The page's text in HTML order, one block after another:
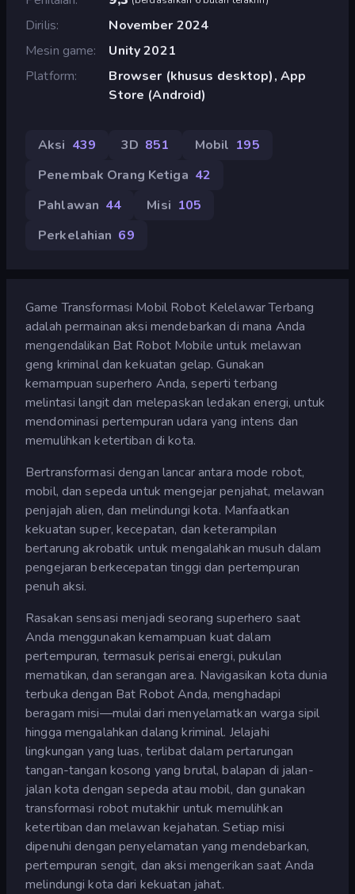
Dirilis
November 2024
Mesin game
Unity 2021
Platform
Browser (khusus desktop), App
Store (Android)
Aksi 439 3D 851 Mobil 195
Penembak Orang Ketiga 42
Pahlawan 44 Misi 105
Perkelahian 69
Game Transformasi Mobil Robot Kelelawar Terbang
adalah permainan aksi mendebarkan di mana Anda
mengendalikan Bat Robot Mobile untuk melawan
geng kriminal dan kekuatan gelap. Gunakan
kemampuan superhero Anda, seperti terbang
melintasi langit dan melepaskan ledakan energi, untuk
mendominasi pertempuran udara yang intens dan
memulihkan ketertiban di kota.
Bertransformasi dengan lancar antara mode robot,
mobil, dan sepeda untuk mengejar penjahat, melawan
penjajah alien, dan melindungi kota. Manfaatkan
kekuatan super, kecepatan, dan keterampilan
bertarung akrobatik untuk mengalahkan musuh dalam
pengejaran berkecepatan tinggi dan pertempuran
penuh aksi.
Rasakan sensasi menjadi seorang superhero saat
Anda menggunakan kemampuan kuat dalam
pertempuran, termasuk perisai energi, pukulan
mematikan, dan serangan area. Navigasikan kota dunia
terbuka dengan Bat Robot Anda, menghadapi
beragam misi—mulai dari menyelamatkan warga sipil
hingga mengalahkan dalang kriminal. Jelajahi
lingkungan yang luas, terlibat dalam pertarungan
tangan-tangan kosong yang brutal, balapan di jalan-
jalan kota dengan sepeda atau mobil, dan gunakan
transformasi robot mutakhir untuk memulihkan
ketertiban dan melawan kejahatan. Setiap misi
dipenuhi dengan penyelamatan yang mendebarkan,
pertempuran sengit, dan aksi mengerikan saat Anda
melindungi kota dari kekuatan jahat.